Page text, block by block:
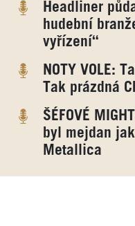
Headliner
hudební
vyřízení“
NOTY VOLE:
Tak prázdná
ŠÉFOVÉ
byl mejdan
Metallica